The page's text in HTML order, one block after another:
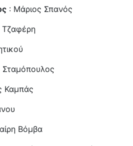
: Μάριος Σπανός
Τζαφέρη
Καμπάς
Βόμβα